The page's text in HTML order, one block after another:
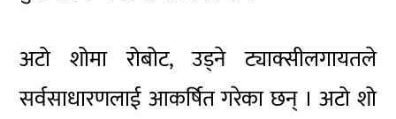
अटो शोमा रोबोट, उड्ने ट्याक्सीलगायतले
सर्वसाधारणलाई आकर्षित गरेका छन् । अटो शो